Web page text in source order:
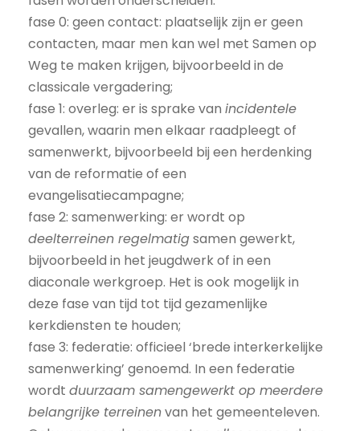
fase 0: geen contact: plaatselijk zijn er geen
contacten, maar men kan wel met Samen op
Weg te maken krijgen, bijvoorbeeld in de
classicale vergadering;
fase 1: overleg: er is sprake van incidentele
gevallen, waarin men elkaar raadpleegt of
samenwerkt, bijvoorbeeld bij een herdenking
van de reformatie of een
evangelisatiecampagne;
fase 2: samenwerking: er wordt op
deelterreinen regelmatigsamen gewerkt,
bijvoorbeeld in het jeugdwerk of in een
diaconale werkgroep. Het is ook mogelijk in
deze fase van tijd tot tijd gezamenlijke
kerkdiensten te houden;
fase 3: federatie: officieel ‘brede interkerkelijke
samenwerking’ genoemd. In een federatie
wordt duurzaam samengewerkt op meerdere
belangrijke terreinenvan het gemeenteleven.